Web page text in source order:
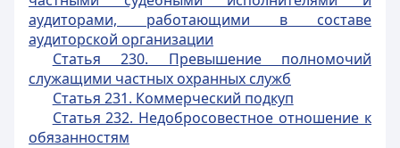
аудиторами, работающими в составе
аудиторской организации
Статья 230. Превышение полномочий
служащими частных охранных служб
Статья 231. Коммерческий подкуп
Статья 232. Недобросовестное отношение к
обязанностям